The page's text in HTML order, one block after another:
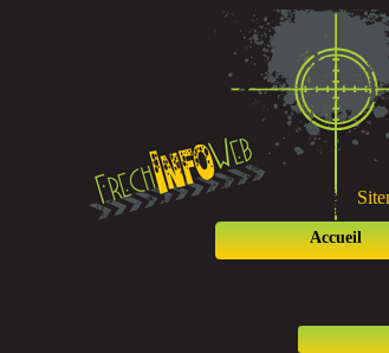
Accueil